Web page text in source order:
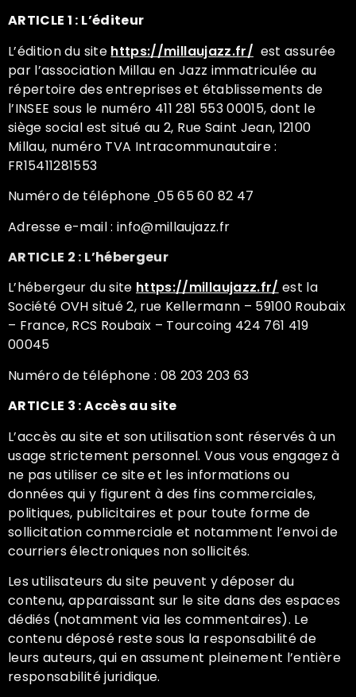
ARTICLE 1 : L’éditeur
L’édition du site https://millaujazz.fr/ est assurée
par l’association Millau en Jazz immatriculée au
répertoire des entreprises et établissements de
l’INSEE sous le numéro 411 281 553 00015, dont le
siège social est situé au 2, Rue Saint Jean, 12100
Millau, numéro TVA Intracommunautaire :
FR15411281553
Numéro de téléphone 05 65 60 82 47
Adresse e-mail : info@millaujazz.fr
ARTICLE 2 : L’hébergeur
L’hébergeur du site https://millaujazz.fr/ est la
Société OVH situé 2, rue Kellermann – 59100 Roubaix
– France, RCS Roubaix – Tourcoing 424 761 419
00045
Numéro de téléphone : 08 203 203 63
ARTICLE 3 : Accès au site
L’accès au site et son utilisation sont réservés à un
usage strictement personnel. Vous vous engagez à
ne pas utiliser ce site et les informations ou
données qui y figurent à des fins commerciales,
politiques, publicitaires et pour toute forme de
sollicitation commerciale et notamment l’envoi de
courriers électroniques non sollicités.
Les utilisateurs du site peuvent y déposer du
contenu, apparaissant sur le site dans des espaces
dédiés (notamment via les commentaires). Le
contenu déposé reste sous la responsabilité de
leurs auteurs, qui en assument pleinement l’entière
responsabilité juridique.